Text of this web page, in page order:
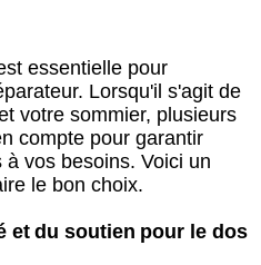
essentielle pour
Lorsqu'il s'agit de
votre sommier, plusieurs
compte pour garantir
vos besoins. Voici un
le bon choix.
et du soutien pour le dos